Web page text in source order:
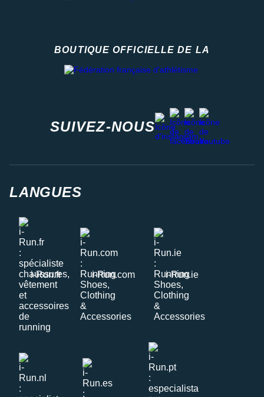
BOUTIQUE OFFICIELLE DE LA
SUIVEZ-NOUS
instagram
facebook
stravayoutube
LANGUES
i-Run.fr i-Run.com i-Run.ie